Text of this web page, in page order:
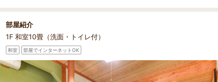
部屋紹介
1F 和室10畳（洗面・トイレ付）
和室 部屋でインターネットOK